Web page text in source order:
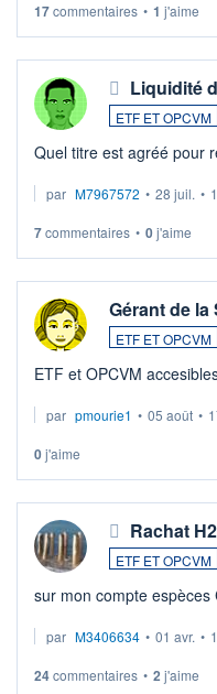
17commentaires • 1 j'aime
Liquidité
ETF ET OPCVM
Quel titre est agréé pour
par M7967572 • 28 juil. •
7commentaires • 0j'aime
Gérant de la
ETF ET OPCVM
ETF et
par pmourie1 • 05 août •
0j'aime
Rachat
ETF ET OPCVM
sur mon compte espèces
par M3406634 • 01 avr. •
24commentaires • 2 j'aime